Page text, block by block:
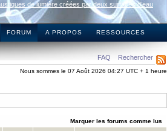
de lumière créées par deux surfaces d’eau
FORUM A PROPOS RESSOURCES
FAQ Rechercher
Nous sommes le 07 Août 2026 04:27 UTC + 1 heure
Marquer les forums comme lus